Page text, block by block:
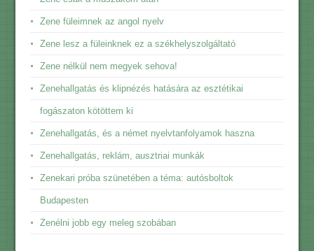
Zene füleimnek az angol nyelv
Zene lesz a füleinknek ez a székhelyszolgáltató
Zene nélkül nem megyek sehova!
Zenehallgatás és klipnézés hatására az esztétikai
fogászaton kötöttem ki
Zenehallgatás, és a német nyelvtanfolyamok haszna
Zenehallgatás, reklám, ausztriai munkák
Zenekari próba szünetében a téma: autósboltok
Budapesten
Zenélni jobb egy meleg szobában